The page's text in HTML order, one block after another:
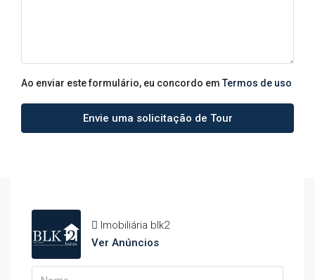
Ao enviar este formulário, eu concordo em Termos de uso
Envie uma solicitação de Tour
Imobiliária blk2
Ver Anúncios